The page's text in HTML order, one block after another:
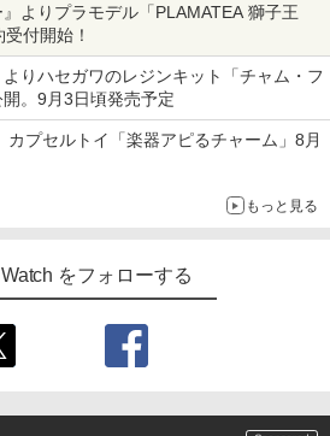
』よりプラモデル「PLAMATEA 獅子王
付開始！
よりハセガワのレジンキット「チャム・フ
。9月3日頃発売予定
カプセルトイ「楽器アピるチャーム」8月
もっと見る
をフォローする